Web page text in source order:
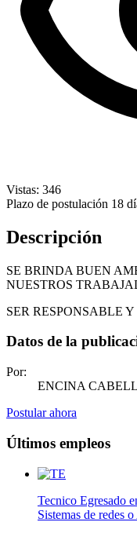
Vistas: 346
Plazo de postulación 18
Descripción
SE BRINDA BUEN
NUESTROS
SER RESPONSABLE
Datos de la
Por:
ENCINA
Postular ahora
Últimos empleos
Tecnico Egresado
Sistemas de redes